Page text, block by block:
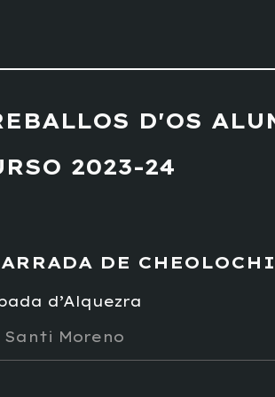
D'OS
2023-24
DE
d’Alquezra
Santi Moreno